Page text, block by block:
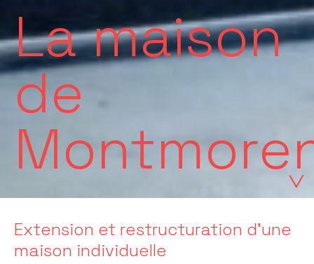
La maison
de
Extension et restructuration d’une
maison individuelle